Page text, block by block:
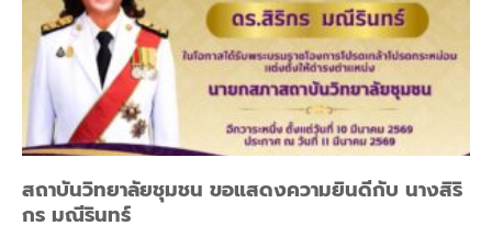
สถาบันวิทยาลัยชุมชน ขอแสดงความยินดีกับ นางสิริ
กร มณีรินทร์